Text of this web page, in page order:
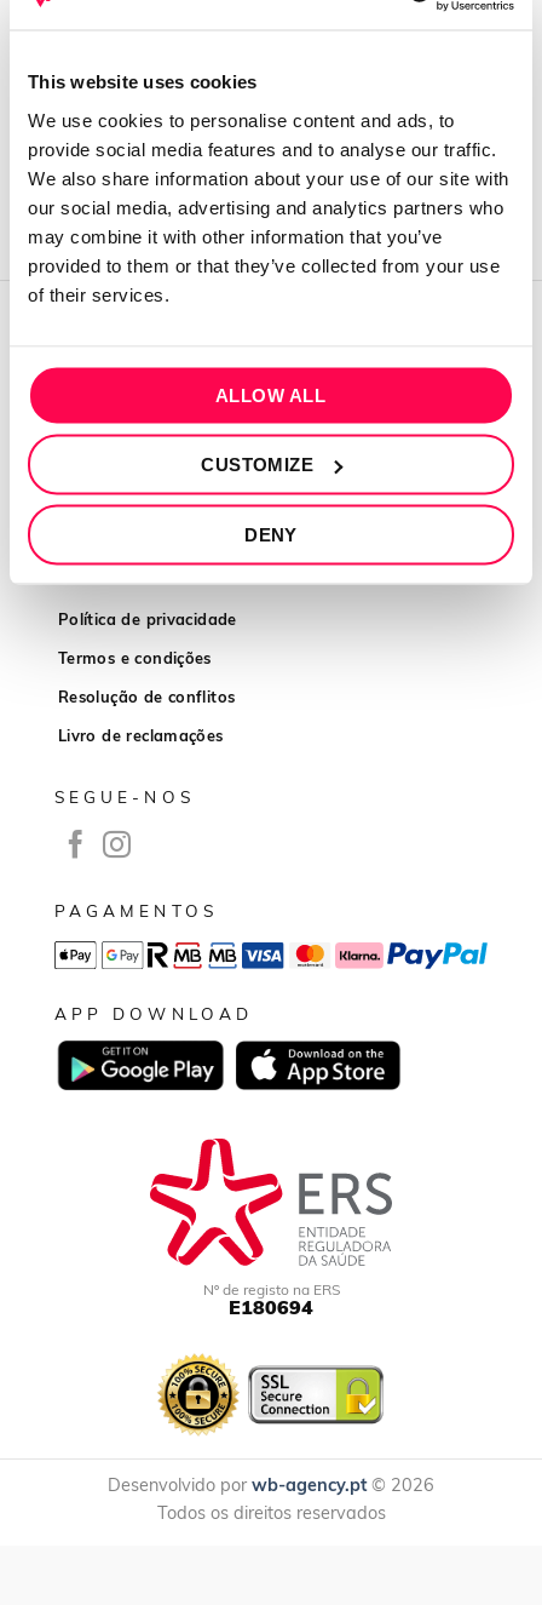
This website uses cookies
We use cookies to personalise content and ads, to
provide social media features and to analyse our traffic.
We also share information about your use of our site with
our social media, advertising and analytics partners who
may combine it with other information that you’ve
provided to them or that they’ve collected from your use
of their services.
ALLOW ALL
CUSTOMIZE
DENY
Please login to comment
Contactos
Recuperar Password
INFORMAÇÕES
Política de privacidade
Termos e condições
Resolução de conflitos
Livro de reclamações
SEGUE-NOS
PAGAMENTOS
APP DOWNLOAD
Nº de registo na ERS
E180694
Desenvolvido por wb-agency.pt© 2026
Todos os direitos reservados